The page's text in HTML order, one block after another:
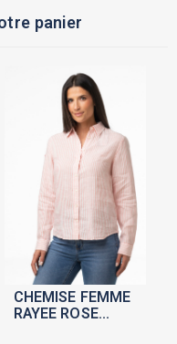
panier
CHEMISE FEMME
RAYEE ROSE